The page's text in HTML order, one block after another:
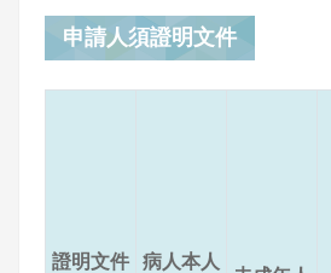
申請人須證明文件
證明文件 病人本人